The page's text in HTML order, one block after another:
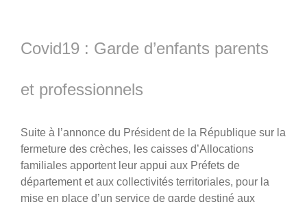
Covid19 : Garde d’enfants parents
et professionnels
Suite à l’annonce du Président de la République sur la
fermeture des crèches, les caisses d’Allocations
familiales apportent leur appui aux Préfets de
département et aux collectivités territoriales, pour la
mise en place d’un service de garde destiné aux